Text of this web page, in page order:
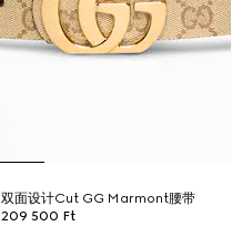
双面设计Cut GG Marmont腰带
209 500 Ft